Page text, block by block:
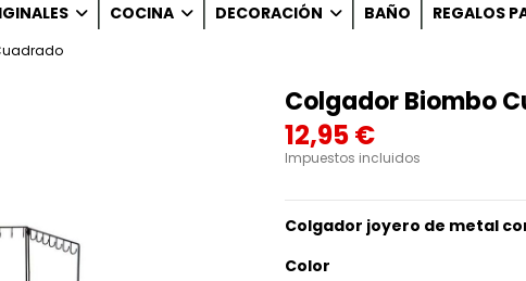
COCINA DECORACIÓN BAÑO REGALOS
Colgador Biombo
12,95 €
Impuestos incluidos
Colgador joyero de metal
Color